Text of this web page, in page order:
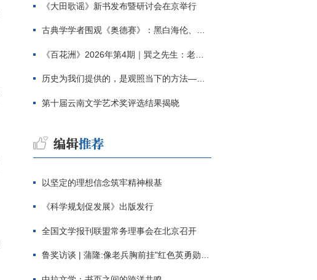
《大田歌谣》新书发布暨研讨会在京举行
古典学学者围观《奥德赛》：黑白海伦、佩涅罗佩的别针与神秘入侵者
《百花洲》2026年第4期｜巽之先生：老兵朱向前侧记三题
历史为我们提供的，是观照当下的方法——历史题材非虚构写作多人谈
第十届云南文学艺术奖评选结果揭晓
以坚定的理想信念筑牢精神根基
《科学规划促发展》出版发行
全国文学报刊联盟常务理事会在北京召开
鲁奖访谈 | 蒲隆:像老兵胸前挂"红色英勇勋章"